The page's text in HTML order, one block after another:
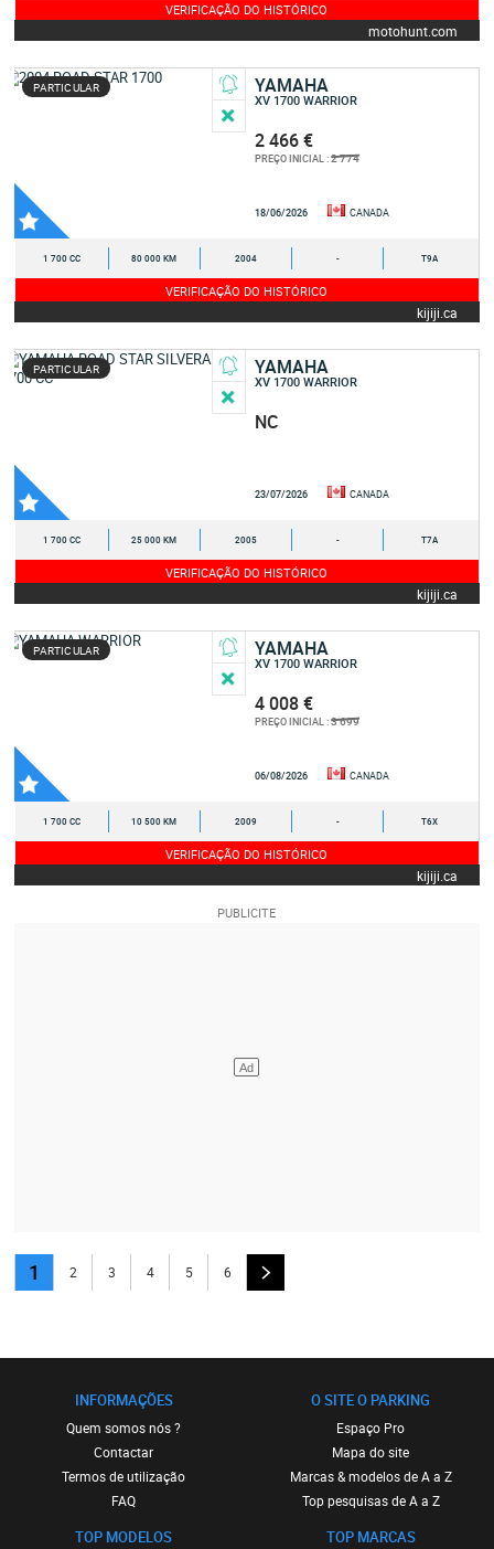
VERIFICAÇÃO DO HISTÓRICO
motohunt.com
PARTICULAR YAMAHA
XV 1700 WARRIOR
2 466 €
PREÇO INICIAL :2 774
18/06/2026 CANADA
1 700 CC 80 000 KM 2004 - T9A
VERIFICAÇÃO DO HISTÓRICO
kijiji.ca
PARTICULAR YAMAHA
XV 1700 WARRIOR
NC
23/07/2026 CANADA
1 700 CC 25 000 KM 2005 - T7A
VERIFICAÇÃO DO HISTÓRICO
kijiji.ca
PARTICULAR YAMAHA
XV 1700 WARRIOR
4 008 €
PREÇO INICIAL :3 699
06/08/2026 CANADA
1 700 CC 10 500 KM 2009 - T6X
VERIFICAÇÃO DO HISTÓRICO
kijiji.ca
1 2 3 4 5 6
INFORMAÇÕES
Quem somos nós ?
Contactar
Termos de utilização
FAQ
TOP MODELOS
O SITE O PARKING
Espaço Pro
Mapa do site
Marcas & modelos de A a Z
Top pesquisas de A a Z
TOP MARCAS